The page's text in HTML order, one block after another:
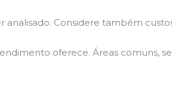
Considere também
oferece. Áreas comuns,